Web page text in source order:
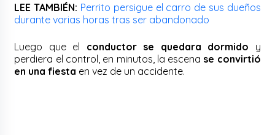
LEE TAMBIÉN: Perrito persigue el carro de sus dueños
durante varias horas tras ser abandonado
Luego que el conductor se quedara dormido y
perdiera el control, en minutos, la escena se convirtió
en una fiesta en vez de un accidente.